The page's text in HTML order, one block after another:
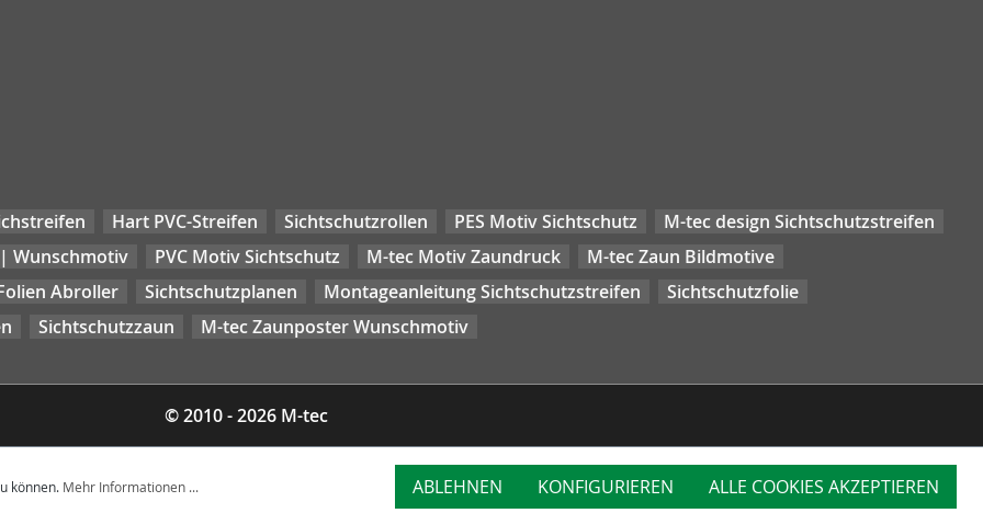
Hart PVC-Streifen Sichtschutzrollen PES Motiv Sichtschutz
M-tec design Sichtschutzstreifen
Wunschmotiv
PVC Motiv Sichtschutz M-tec Motiv Zaundruck
M-tec Zaun Bildmotive
Abroller
Sichtschutzplanen Montageanleitung Sichtschutzstreifen
Sichtschutzfolie
Sichtschutzzaun M-tec Zaunposter Wunschmotiv
© 2010 - 2026 M-tec
können. Mehr Informationen ... ABLEHNEN KONFIGURIEREN ALLE COOKIES AKZEPTIEREN